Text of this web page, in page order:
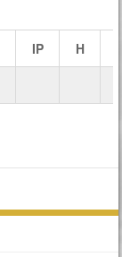
IP H